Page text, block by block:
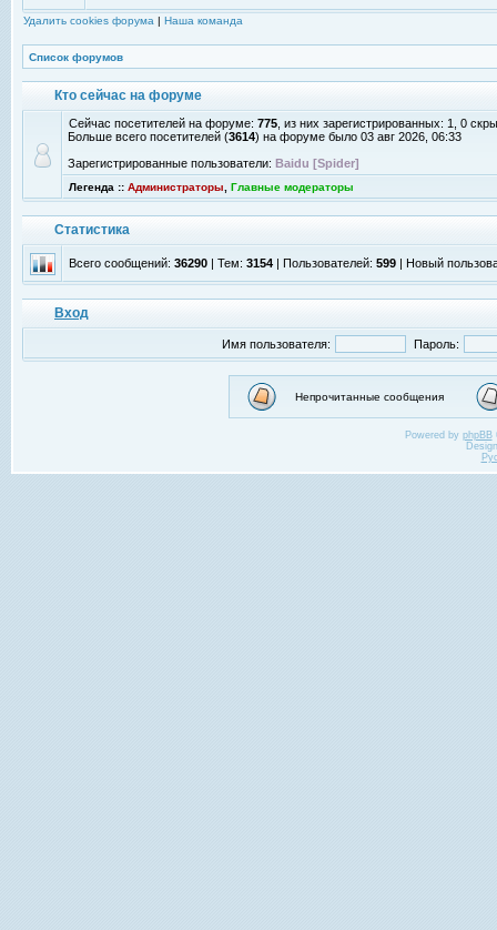
Удалить cookies форума | Наша команда
Список форумов
Кто сейчас на форуме
Сейчас посетителей на форуме: 775 , из них зарегистрированных: 1, 0
Больше всего посетителей (3614) на форуме было 03 авг 2026, 06:33
Зарегистрированные пользователи: Baidu [Spider]
Легенда :: Администраторы Главные модераторы
Статистика
Всего сообщений: 36290 | Тем: 3154 | Пользователей: 599 | Новый
Вход
Имя пользователя: Пароль:
Непрочитанные сообщения
Powered by phpBB